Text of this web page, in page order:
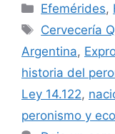
Efemérides,
Cervecería
Argentina,
historia del
Ley 14.122,
peronismo y